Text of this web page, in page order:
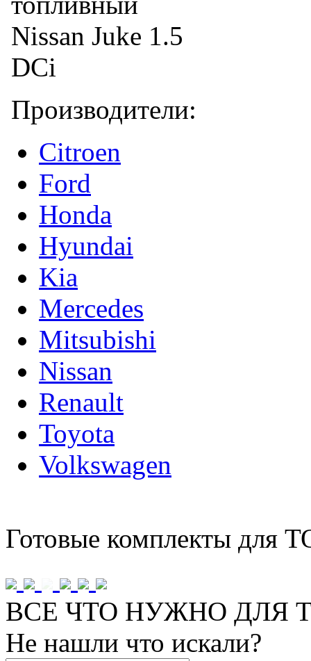
Производители:
Citroen
Ford
Honda
Hyundai
Kia
Mercedes
Mitsubishi
Nissan
Renault
Toyota
Volkswagen
Готовые комплекты для
ВСЕ ЧТО НУЖНО ДЛЯ
Не нашли что искали?